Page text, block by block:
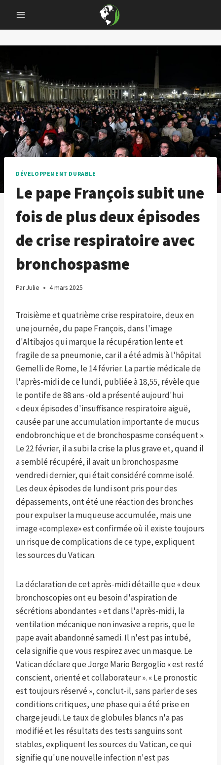
content
DÉVELOPPEMENT DURABLE
Le pape François subit une
fois de plus deux épisodes
de crise respiratoire avec
bronchospasme
ParJulie 4 mars 2025
Troisième et quatrième crise respiratoire, deux en
une journée, du pape François, dans l'image
d'Altibajos qui marque la récupération lente et
fragile de sa pneumonie, car il a été admis à l'hôpital
Gemelli de Rome, le 14 février. La partie médicale de
l'après-midi de ce lundi, publiée à 18,55, révèle que
le pontife de 88 ans -old a présenté aujourd'hui
« deux épisodes d'insuffisance respiratoire aiguë,
causée par une accumulation importante de mucus
endobronchique et de bronchospasme conséquent ».
Le 22 février, il a subi la crise la plus grave et, quand il
a semblé récupéré, il avait un bronchospasme
vendredi dernier, qui était considéré comme isolé.
Les deux épisodes de lundi sont pris pour des
dépassements, ont été une réaction des bronches
pour expulser la muqueuse accumulée, mais une
image «complexe» est confirmée où il existe toujours
un risque de complications de ce type, expliquent
les sources du Vatican.
La déclaration de cet après-midi détaille que « deux
bronchoscopies ont eu besoin d'aspiration de
sécrétions abondantes » et dans l'après-midi, la
ventilation mécanique non invasive a repris, que le
pape avait abandonné samedi. Il n'est pas intubé,
cela signifie que vous respirez avec un masque. Le
Vatican déclare que Jorge Mario Bergoglio « est resté
conscient, orienté et collaborateur ». « Le pronostic
est toujours réservé », conclut-il, sans parler de ses
conditions critiques, une phase qui a été prise en
charge jeudi. Le taux de globules blancs n'a pas
modifié et les résultats des tests sanguins sont
stables, expliquent les sources du Vatican, ce qui
signifie qu'une nouvelle infection n'est pas